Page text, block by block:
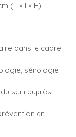
(L × l × H).
dans le cadre
sénologie
sein auprès
en